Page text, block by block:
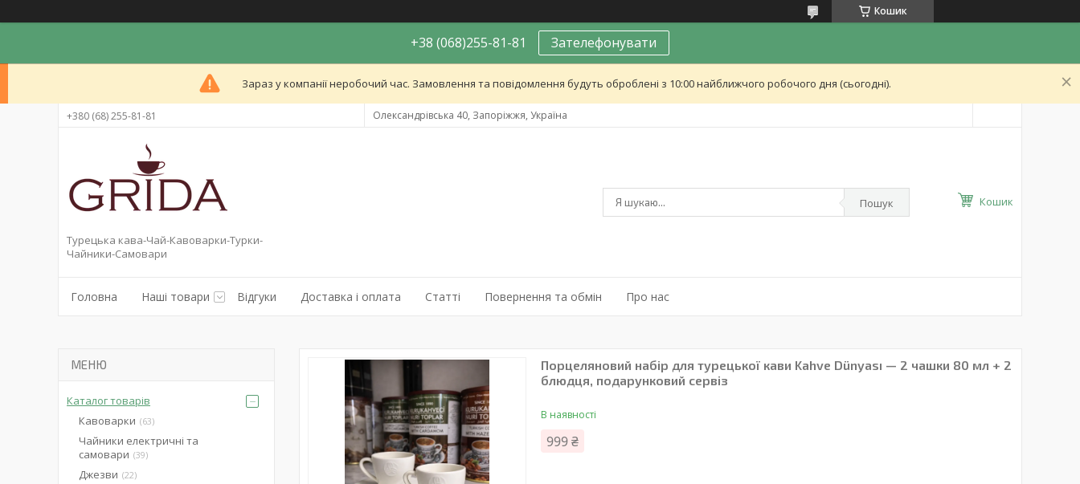
Кошик
+38 (068)255-81-81 Зателефонувати
Зараз у компанії неробочий час. Замовлення та повідомлення будуть оброблені з 10:00 найближчого робочого дня (сьогодні).
+380 (68) 255-81-81 Олександрівська 40, Запоріжжя, Україна
Турецька кава-Чай-Кавоварки-Турки-
Чайники-Самовари
Пошук Кошик
Головна Наші товари Відгуки Доставка і оплата Статті Повернення та обмін Про нас
Порцеляновий набір для турецької кави Kahve Dünyası — 2 чашки 80 мл + 2
блюдця, подарунковий сервіз
В наявності
999 ₴
Каталог товарів
Кавоварки
63
Чайники електричні та
самовари 39
Джезви 22